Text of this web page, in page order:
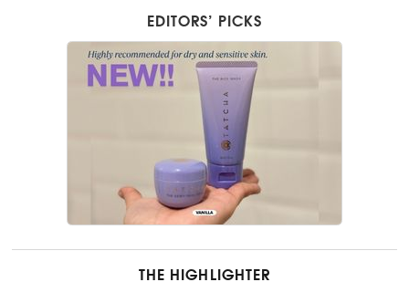
EDITORS’ PICKS
THE HIGHLIGHTER